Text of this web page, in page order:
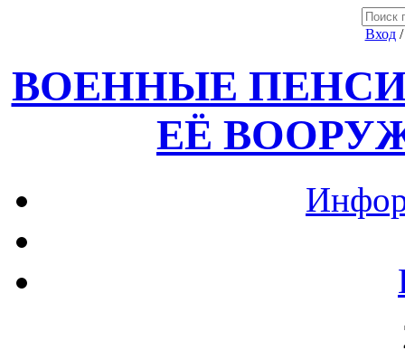
Вход
ВОЕННЫЕ
ЕЁ